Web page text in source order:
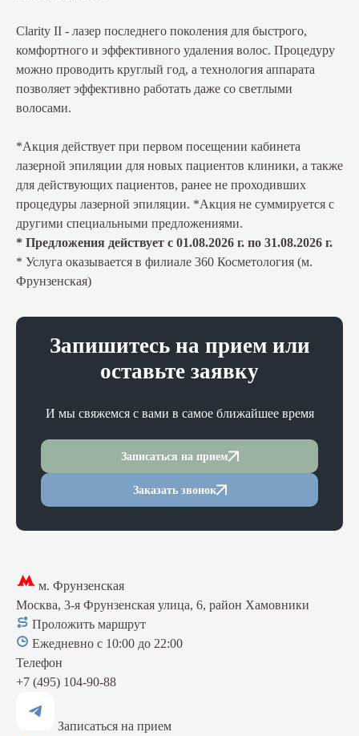
Clarity II - лазер последнего поколения для быстрого,
комфортного и эффективного удаления волос. Процедуру
можно проводить круглый год, а технология аппарата
позволяет эффективно работать даже со светлыми
волосами.
*Акция действует при первом посещении кабинета
лазерной эпиляции для новых пациентов клиники, а также
для действующих пациентов, ранее не проходивших
процедуры лазерной эпиляции. *Акция не суммируется с
другими специальными предложениями.
* Предложения действует с 01.08.2026 г. по 31.08.2026 г.
* Услуга оказывается в филиале 360 Косметология (м.
Фрунзенская)
Запишитесь на прием или
оставьте заявку
И мы свяжемся с вами в самое ближайшее время
Записаться на прием
Заказать звонок
м. Фрунзенская
Москва, 3-я Фрунзенская улица, 6, район Хамовники
Проложить маршрут
Ежедневно с 10:00 до 22:00
Телефон
+7 (495) 104-90-88
Записаться на прием